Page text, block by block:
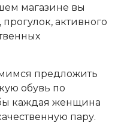
магазине вы
активного
предложить
обувь по
каждая женщина
пару.